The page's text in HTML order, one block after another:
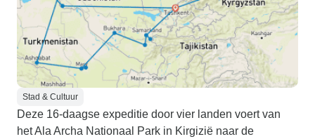
Stad & Cultuur
Deze 16-daagse expeditie door vier landen voert van
het Ala Archa Nationaal Park in Kirgizië naar de